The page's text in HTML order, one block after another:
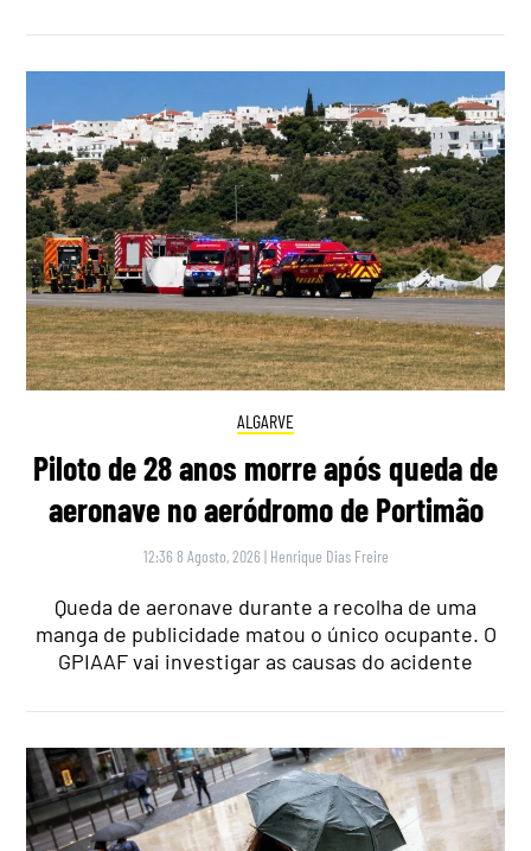
ALGARVE
Piloto de 28 anos morre após queda de
aeronave no aeródromo de Portimão
12:36 8 Agosto, 2026 | Henrique Dias Freire
Queda de aeronave durante a recolha de uma
manga de publicidade matou o único ocupante. O
GPIAAF vai investigar as causas do acidente